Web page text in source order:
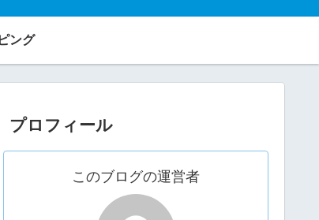
ング
プロフィール
このブログの運営者